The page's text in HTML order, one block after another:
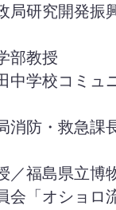
究開発振興
教授
校コミュニ
・救急課長
福島県立博
オショロ流